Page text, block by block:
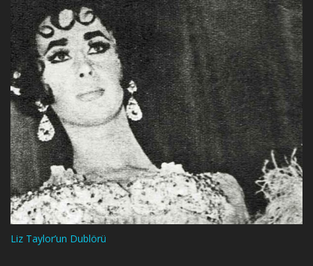
Liz Taylor’un Dublörü